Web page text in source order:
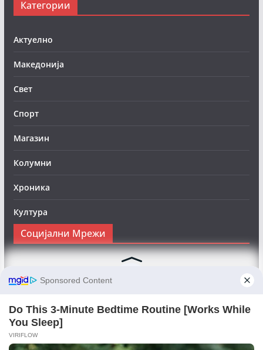
Категории
Актуелно
Македонија
Свет
Спорт
Магазин
Колумни
Хроника
Култура
Социјални Мрежи
Следете нè на Фејсбук за да сте во тек со најновите